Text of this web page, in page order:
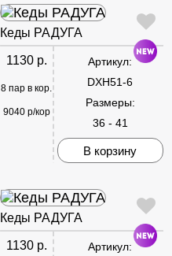
Кеды РАДУГА
1130 р.
8 пар в кор.
9040 р/кор
Артикул:
DXH51-6
Размеры:
36 - 41
В корзину
Кеды РАДУГА
1130 р.
Артикул: